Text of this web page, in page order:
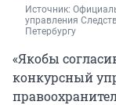
Источник:
управления
Петербургу
«Якобы
конкурсный